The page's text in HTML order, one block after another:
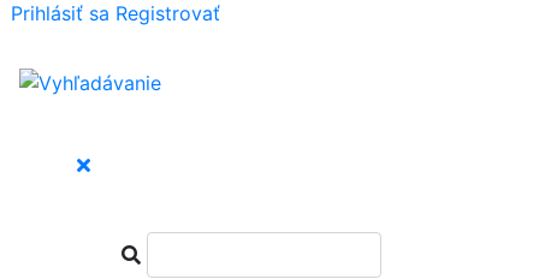
Prihlásiť sa Registrovať